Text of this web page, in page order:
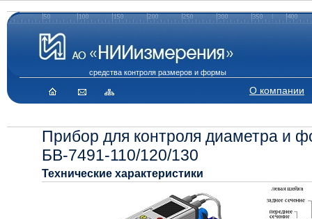
средства контроля размеров и формы
О компании
Прибор для контроля диаметра и
БВ-7491-110/120/130
Технические характеристики